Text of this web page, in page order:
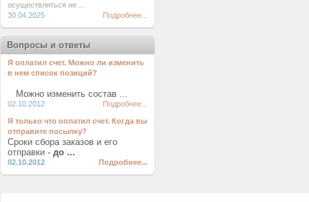
осуществляться не ...
30.04.2025
Подробнее...
Вопросы и ответы
Я оплатил счет. Можно ли изменить
в нем список позиций?
Можно изменить состав ...
02.10.2012 Подробнее...
Я только что оплатил счет. Когда вы
отправите посылку?
Сроки сбора заказов и его
отправки - до ...
02.10.2012 Подробнее...